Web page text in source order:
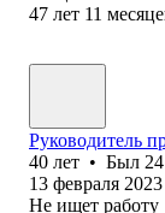
47 лет 11
Руководитель
40 лет • Был
13 февраля 2023
Не ищет работу